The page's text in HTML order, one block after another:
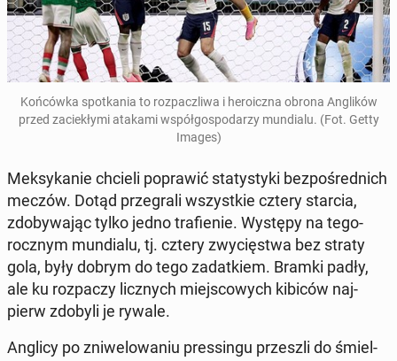
Koń­ców­ka spo­tka­nia to roz­pacz­li­wa i he­ro­icz­na obrona An­gli­ków
przed za­cie­kły­mi atakami współ­go­spo­da­rzy mun­dia­lu. (Fot. Getty
Images)
Mek­sy­ka­nie chcieli po­pra­wić sta­ty­sty­ki bez­po­śred­nich
meczów. Dotąd prze­gra­li wszyst­kie cztery starcia,
zdo­by­wa­jąc tylko jedno tra­fie­nie. Występy na te­go­
rocz­nym mun­dia­lu, tj. cztery zwy­cię­stwa bez straty
gola, były dobrym do tego za­dat­kiem. Bramki padły,
ale ku roz­pa­czy licz­nych miej­sco­wych kibiców naj­
pierw zdobyli je rywale.
Anglicy po zni­we­lo­wa­niu pres­sin­gu prze­szli do śmiel­